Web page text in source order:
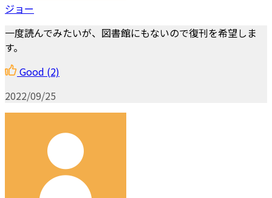
ジョー
一度読んでみたいが、図書館にもないので復刊を希望しま
す。
Good (2)
2022/09/25